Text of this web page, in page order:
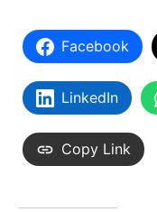
Facebook
LinkedIn
Copy Link